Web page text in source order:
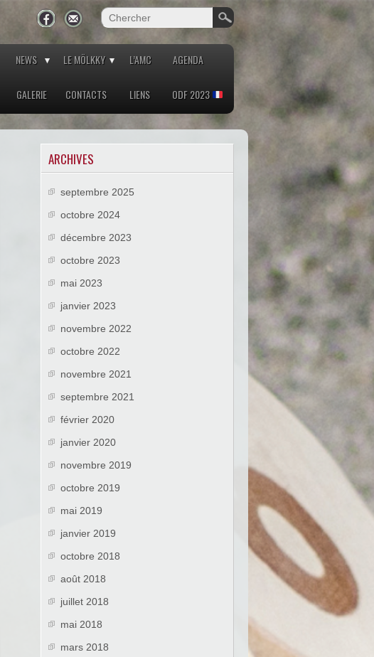
NEWS LE MÖLKKY L’AMC AGENDA
GALERIE CONTACTS LIENS ODF 2023
ARCHIVES
septembre 2025
octobre 2024
décembre 2023
octobre 2023
mai 2023
janvier 2023
novembre 2022
octobre 2022
novembre 2021
septembre 2021
février 2020
janvier 2020
novembre 2019
octobre 2019
mai 2019
janvier 2019
octobre 2018
août 2018
juillet 2018
mai 2018
mars 2018